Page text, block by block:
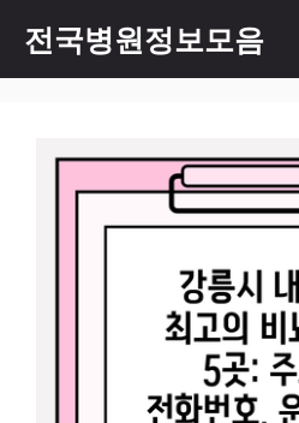
츠
전국병원정보모음